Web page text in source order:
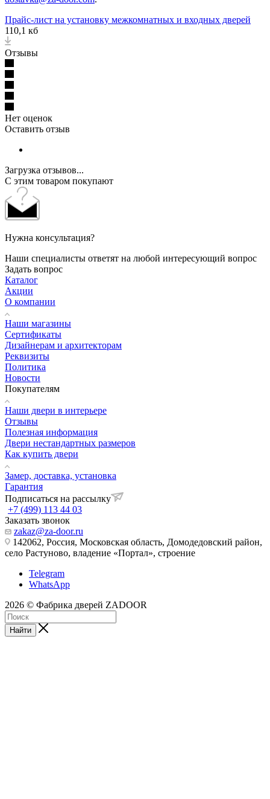
Прайс-лист на установку межкомнатных и входных дверей
110,1 кб
Отзывы
Нет оценок
Оставить отзыв
Загрузка отзывов...
С этим товаром покупают
Нужна консультация?
Наши специалисты ответят на любой интересующий вопрос
Задать вопрос
Каталог
Акции
О компании
Наши магазины
Сертификаты
Дизайнерам и архитекторам
Реквизиты
Политика
Новости
Покупателям
Наши двери в интерьере
Отзывы
Полезная информация
Двери нестандартных размеров
Как купить двери
Замер, доставка, установка
Гарантия
Подписаться на рассылку
+7 (499) 113 44 03
Заказать звонок
zakaz@za-door.ru
142062, Россия, Московская область, Домодедовский район,
село Растуново, владение «Портал», строение
Telegram
WhatsApp
2026 © Фабрика дверей ZADOOR
Найти